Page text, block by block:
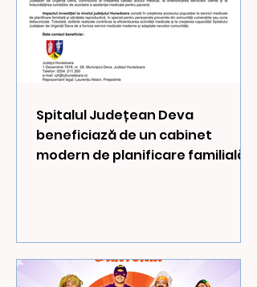
Spitalul Județean Deva
beneficiază de un cabinet
modern de planificare familială